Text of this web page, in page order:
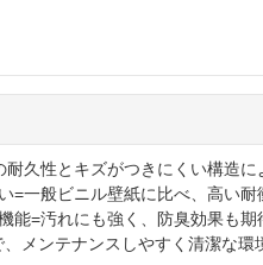
久性とキズがつきにくい構造
=一般ビニル壁紙に比べ、高い
能=汚れにも強く、防臭効果も
メンテナンスしやすく清潔な環